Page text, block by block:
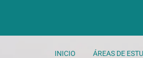
INICIO ÁREAS DE